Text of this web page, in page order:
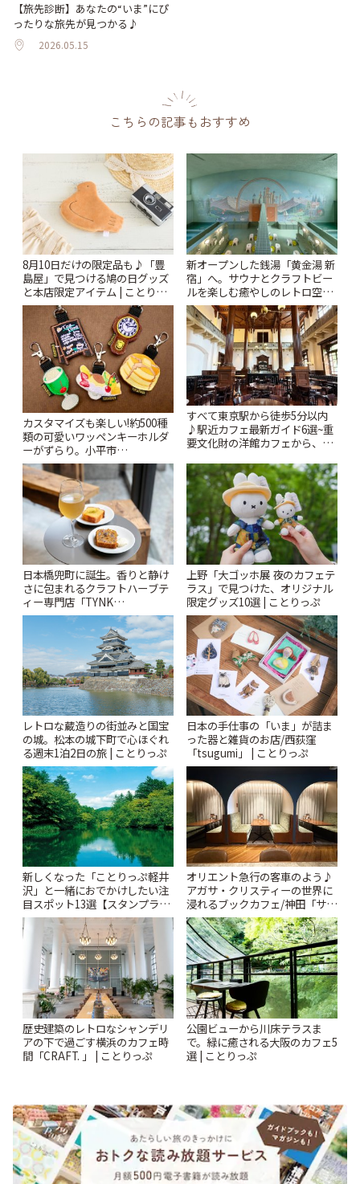
【旅先診断】あなたの“いま”にぴ
ったりな旅先が見つかる♪
2026.05.15
こちらの記事もおすすめ
8月10日だけの限定品も♪「豊
島屋」で見つける鳩の日グッズ
と本店限定アイテム | ことりっ
ぷ
新オープンした銭湯「黄金湯 新
宿」へ。サウナとクラフトビー
ルを楽しむ癒やしのレトロ空間
| ことりっぷ
カスタマイズも楽しい!約500種
類の可愛いワッペンキーホルダ
ーがずらり。小平市
「Kimamaya T&K」 | ことりっ
ぷ
すべて東京駅から徒歩5分以内
♪駅近カフェ最新ガイド6選~重
要文化財の洋館カフェから、改
りっぷ
日本橋兜町に誕生。香りと静け
さに包まれるクラフトハーブテ
ィー専門店「TYNK
Kabutocho」 | ことりっぷ
上野「大ゴッホ展 夜のカフェテ
ラス」で見つけた、オリジナル
限定グッズ10選 | ことりっぷ
レトロな蔵造りの街並みと国宝
の城。松本の城下町で心ほぐれ
る週末1泊2日の旅 | ことりっぷ
日本の手仕事の「いま」が詰ま
った器と雑貨のお店/西荻窪
「tsugumi」 | ことりっぷ
新しくなった「ことりっぷ軽井
沢」と一緒におでかけしたい注
目スポット13選【スタンプラリ
ー開催中】 | ことりっぷ
オリエント急行の客車のよう♪
アガサ・クリスティーの世界に
浸れるブックカフェ/神田「サロ
ンクリスティ」 | ことりっぷ
歴史建築のレトロなシャンデリ
アの下で過ごす横浜のカフェ時
間「CRAFT. 」 | ことりっぷ
公園ビューから川床テラスま
で。緑に癒される大阪のカフェ5
選 | ことりっぷ